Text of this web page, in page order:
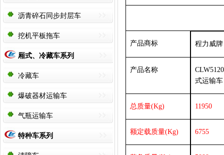
沥青碎石同步封层车
挖机平板拖车
厢式、冷藏车系列
冷藏车
爆破器材运输车
气瓶运输车
特种车系列
产品商标 程力威牌
产品名称
式运输车
总质量(Kg) 11950
额定载质量(Kg) 6755